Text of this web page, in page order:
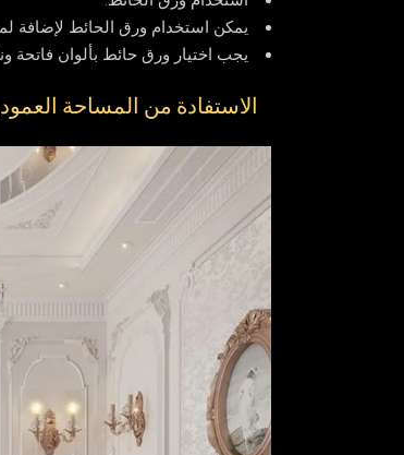
يمكن استخدام ورق الحائط لإضافة
يجب اختيار ورق حائط بألوان
الاستفادة من المساحة